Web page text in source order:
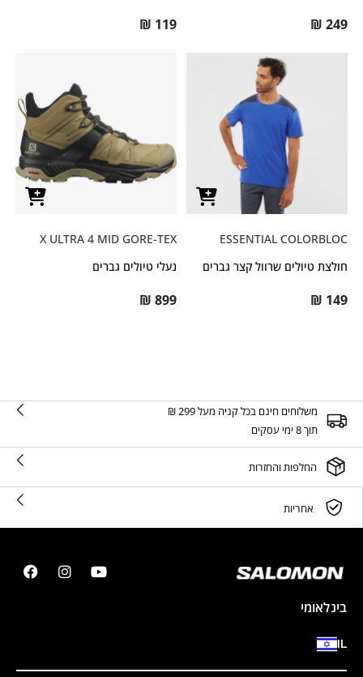
₪ 249
₪ 119
ESSENTIAL COLORBLOC
חולצת טיולים שרוול קצר גברים
₪ 149
X ULTRA 4 MID GORE-TEX
נעלי טיולים גברים
₪ 899
משלוחים חינם בכל קניה מעל 299 ₪
תוך 8 ימי עסקים
החלפות והחזרות
אחריות
בינלאומי
IL